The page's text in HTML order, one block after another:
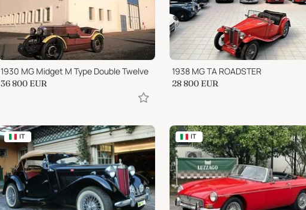
1930 MG Midget M Type Double Twelve
36 800 EUR
1938 MG TA ROADSTER
28 800 EUR
IT IT